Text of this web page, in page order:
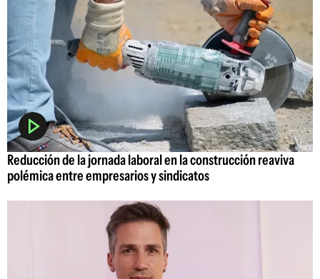
Reducción de la jornada laboral en la construcción reaviva
polémica entre empresarios y sindicatos